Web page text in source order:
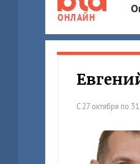
ОНЛАЙН
С 27 октября по